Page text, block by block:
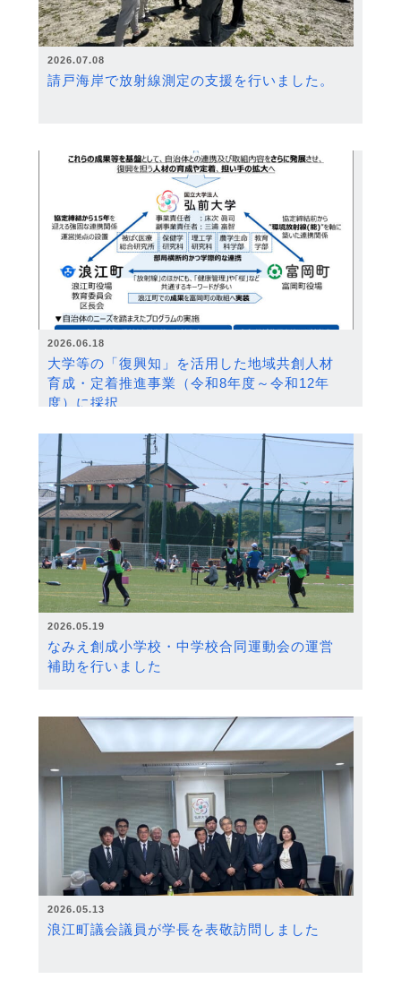
2026.07.08
請戸海岸で放射線測定の支援を行いました。
2026.06.18
大学等の「復興知」を活用した地域共創人材
育成・定着推進事業（令和8年度～令和12年
度）に採択
2026.05.19
なみえ創成小学校・中学校合同運動会の運営
補助を行いました
2026.05.13
浪江町議会議員が学長を表敬訪問しました